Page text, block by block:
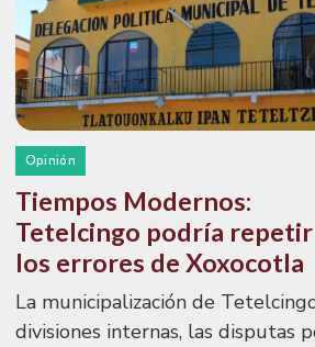
Opinión
Tiempos Modernos:
Tetelcingo podría repetir
los errores de Xoxocotla
La municipalización de
divisiones internas, las disputas